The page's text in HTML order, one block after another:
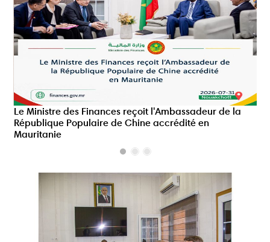
Le Ministre des Finances reçoit l'Ambassadeur de la
République Populaire de Chine accrédité en
Mauritanie